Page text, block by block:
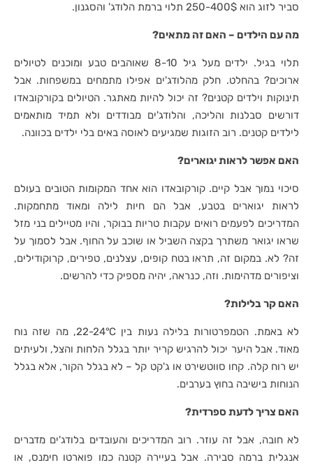
סביר לזוג הוא 250-400$ תלוי ברמת הלודג' והסגנון.
מה עם הילדים – האם זה מתאים?
תלוי בגיל. ילדים מעל גיל 8-10 שאוהבים טבע ומוכנים לטיולים
ארוכים? בהחלט. חלק מהלודג'ים אפילו מתמחים במשפחות. אבל
תינוקות וילדים קטנים? זה יכול להיות מאתגר. הטיולים בקורקובאדו
דורשים סבלנות והליכה, והלודג'ים מבודדים ולא תמיד מותאמים
לילדים קטנים. רוב הזוגות שמגיעים לאוסה באים בלי ילדים בכוונה.
האם אפשר לראות יגוארים?
סיכוי נמוך אבל קיים. קורקובאדו הוא אחד המקומות הטובים בעולם
לראות יגוארים בטבע, אבל הם חיות לילה ומאוד מתחמקות.
המדריכים לפעמים רואים עקבות טריות בבוקר, והיו מטיילים בני מזל
שראו יגואר משתרך בקצה השביל או שוכב על החוף. אבל לסמוך על
זה? לא. במקום זה, תראו בטח קופים, עצלנים, טפירים, קרוקודילים,
וציפורים מדהימות. וזה, כנראה, יהיה מספיק כדי להרשים.
האם קר בלילות?
לא באמת. הטמפרטורות בלילה נעות בין 22-24°C, מה שזה נוח
מאוד. אבל היער יכול להרגיש קריר יותר בגלל הלחות והצל, ולעיתים
יש רוח קלה. קחו סווטשירט או ג'קט קל – לא בגלל הקור, אלא בגלל
הנוחות בישיבה בחוץ בערבים.
האם צריך לדעת ספרדית?
לא חובה, אבל זה עוזר. רוב המדריכים והעובדים בלודג'ים מדברים
אנגלית ברמה סבירה. אבל בעיירה קטנה כמו פוארטו חימנס, או